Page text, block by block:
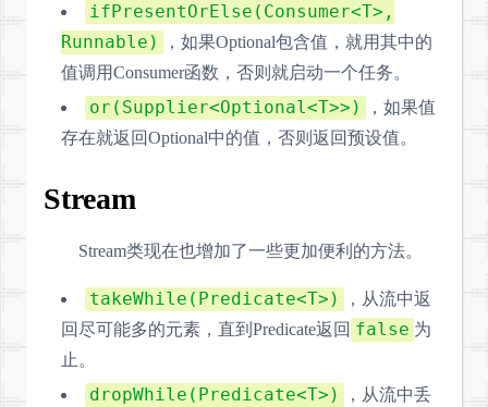
ifPresentOrElse(Consumer<T>,
Runnable)
，如果Optional包含值，就用其中的
值调用Consumer函数，否则就启动一个任务。
or(Supplier<Optional<T>>)
，如果值
存在就返回Optional中的值，否则返回预设值。
Stream
Stream类现在也增加了一些更加便利的方法。
takeWhile(Predicate<T>)
，从流中返
回尽可能多的元素，直到Predicate返回 false 为
止。
dropWhile(Predicate<T>)
，从流中丢